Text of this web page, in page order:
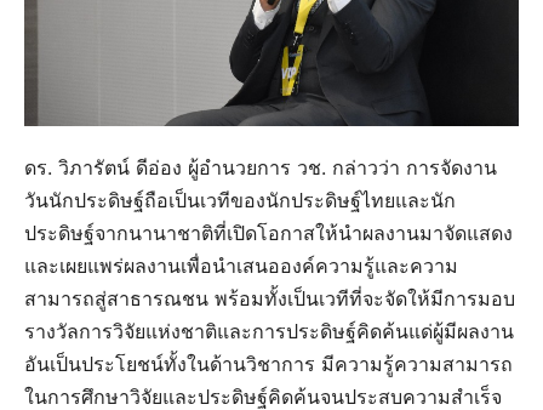
ดร. วิภารัตน์ ดีอ่อง ผู้อำนวยการ วช. กล่าวว่า การจัดงาน
วันนักประดิษฐ์ถือเป็นเวทีของนักประดิษฐ์ไทยและนัก
ประดิษฐ์จากนานาชาติที่เปิดโอกาสให้นำผลงานมาจัดแสดง
และเผยแพร่ผลงานเพื่อนำเสนอองค์ความรู้และความ
สามารถสู่สาธารณชน พร้อมทั้งเป็นเวทีที่จะจัดให้มีการมอบ
รางวัลการวิจัยแห่งชาติและการประดิษฐ์คิดค้นแด่ผู้มีผลงาน
อันเป็นประโยชน์ทั้งในด้านวิชาการ มีความรู้ความสามารถ
ในการศึกษาวิจัยและประดิษฐ์คิดค้นจนประสบความสำเร็จ